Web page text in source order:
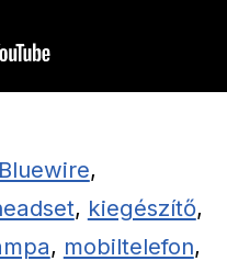
Bluewire,
, kiegészítő,
, mobiltelefon,